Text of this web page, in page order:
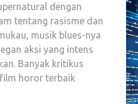
dengan
tentang rasisme dan
musik blues-nya
aksi yang intens
Banyak kritikus
horor terbaik